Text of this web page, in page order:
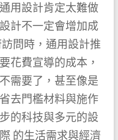
用設計肯定太難做
計不一定會增加成
問時，通用設計推
花費宣導的成本，
需要了，甚至像是
去門檻材料與施作
的科技與多元的設
的生活需求與經濟